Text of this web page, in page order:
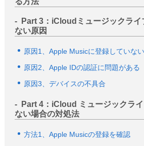
Part 3：iCloudミュージックライ
ない原因
原因1、Apple Musicに登録していない
原因2、Apple IDの認証に問題がある
原因3、デバイスの不具合
Part 4：iCloud ミュージックラ
ない場合の対処法
方法1、Apple Musicの登録を確認